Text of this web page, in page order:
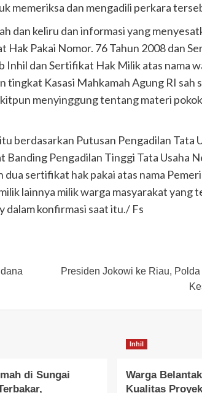
memeriksa dan mengadili perkara
dan keliru dan informasi yang
Pakai Nomor. 76 Tahun 2008 dan
Inhil dan Sertifikat Hak Milik atas nama
tingkat Kasasi Mahkamah Agung RI sah
menyinggung tentang materi pokok
berdasarkan Putusan Pengadilan Tata
Pengadilan Tinggi Tata Usaha
sertifikat hak pakai atas nama
lainnya milik warga masyarakat yang
dalam konfirmasi saat itu./ Fs
Presiden Jokowi ke Riau, Polda
di Sungai
Inhil
Warga
Kualitas
Ini yang Terjadi pada